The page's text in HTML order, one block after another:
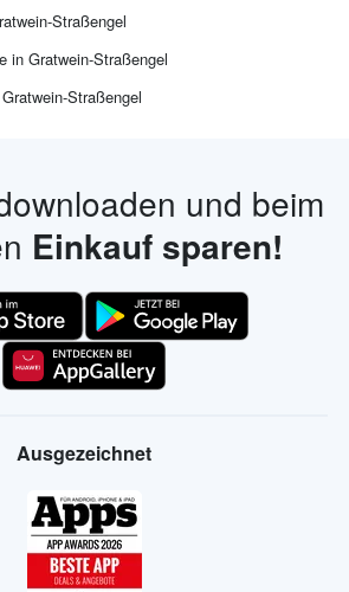
Straßengel
in Gratwein-Straßengel
Straßengel
und beim
Einkauf sparen!
Ausgezeichnet